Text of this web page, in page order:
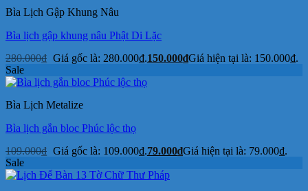
Bìa Lịch Gập Khung Nâu
Bìa lịch gập khung nâu Phật Di Lặc
280.000₫ Giá gốc là: 280.000₫.150.000₫Giá hiện tại là: 150.000₫.
Sale
Bìa Lịch Metalize
Bìa lịch gắn bloc Phúc lộc thọ
109.000₫ Giá gốc là: 109.000₫.79.000₫Giá hiện tại là: 79.000₫.
Sale